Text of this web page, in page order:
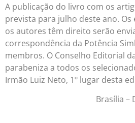
A publicação do livro com os
prevista para julho deste ano. Os
os autores têm direito serão
correspondência da Potência
membros. O Conselho Editorial
parabeniza a todos os
Irmão Luiz Neto, 1º lugar desta
Brasília –